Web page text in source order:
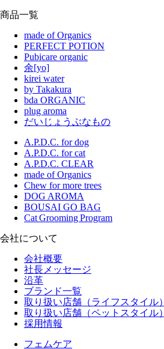
商品一覧
made of Organics
PERFECT POTION
Pubicare organic
余[yo]
kirei water
by Takakura
bda ORGANIC
plug aroma
だいじょうぶなもの
A.P.D.C. for dog
A.P.D.C. for cat
A.P.D.C. CLEAR
made of Organics
Chew for more trees
DOG AROMA
BOUSAI GO BAG
Cat Grooming Program
会社について
会社概要
社長メッセージ
沿革
ブランド一覧
取り扱い店舗（ライフスタイル）
取り扱い店舗（ペットスタイル）
採用情報
フェムケア